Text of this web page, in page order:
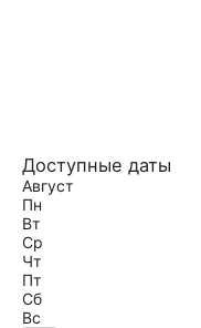
Доступные даты
Август
Пн
Вт
Ср
Чт
Пт
Сб
Вс